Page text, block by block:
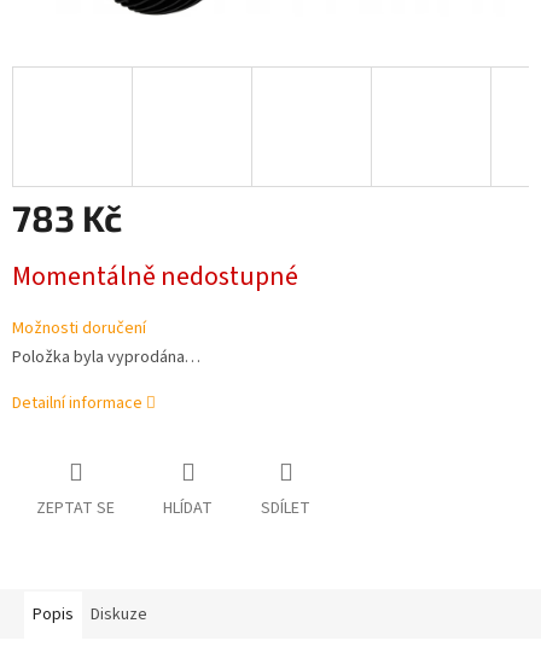
783 Kč
cena:
Momentálně nedostupné
Možnosti doručení
Položka byla vyprodána…
Detailní informace
ZEPTAT SE HLÍDAT SDÍLET
Popis Diskuze